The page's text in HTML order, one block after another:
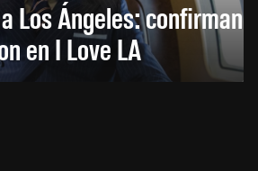
Los Ángeles: confirman
en I Love LA